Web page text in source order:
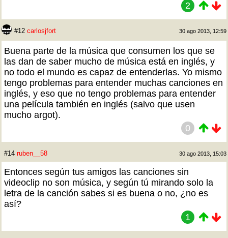
2
#12 carlosjfort 30 ago 2013, 12:59
Buena parte de la música que consumen los que se
las dan de saber mucho de música está en inglés, y
no todo el mundo es capaz de entenderlas. Yo mismo
tengo problemas para entender muchas canciones en
inglés, y eso que no tengo problemas para entender
una película también en inglés (salvo que usen
mucho argot).
0
#14 ruben__58 30 ago 2013, 15:03
Entonces según tus amigos las canciones sin
videoclip no son música, y según tú mirando solo la
letra de la canción sabes si es buena o no, ¿no es
así?
1